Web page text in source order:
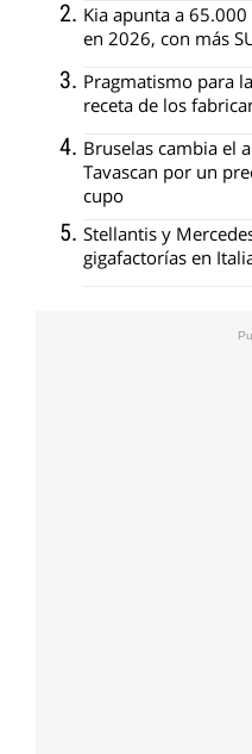
Kia apunta a
en 2026, con más
Pragmatismo para
receta de los
Bruselas cambia el
Tavascan por un
cupo
Stellantis y
gigafactorías en